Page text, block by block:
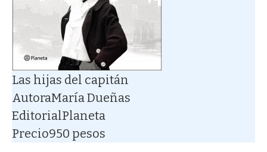
Las hijas del capitán
AutoraMaría Dueñas
EditorialPlaneta
Precio950 pesos